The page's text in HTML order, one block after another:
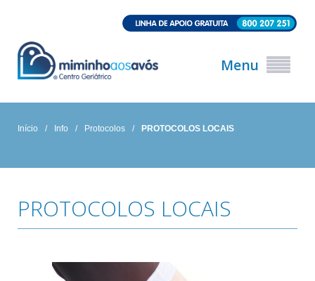
Menu
Início / Info / Protocolos / PROTOCOLOS LOCAIS
PROTOCOLOS LOCAIS